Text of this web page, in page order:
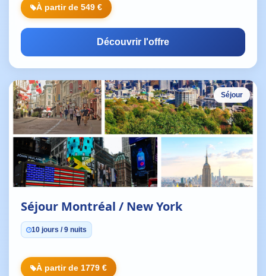
À partir de 549 €
Découvrir l'offre
Séjour
Séjour Montréal / New York
10 jours / 9 nuits
À partir de 1779 €